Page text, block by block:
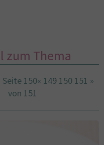
zum Thema
Seite 150
von 151
« 149 150 151 »